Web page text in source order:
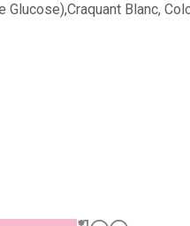
Glucose),Craquant Blanc,